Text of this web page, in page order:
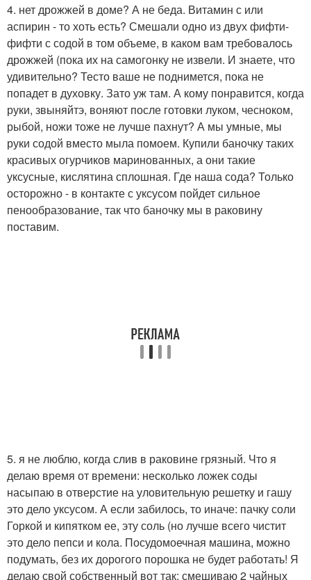
4. нет дрожжей в доме? А не беда. Витамин с или
аспирин - то хоть есть? Смешали одно из двух фифти-
фифти с содой в том объеме, в каком вам требовалось
дрожжей (пока их на самогонку не извели. И знаете, что
удивительно? Тесто ваше не поднимется, пока не
попадет в духовку. Зато уж там. А кому понравится, когда
руки, звыняйтэ, воняют после готовки луком, чесноком,
рыбой, ножи тоже не лучше пахнут? А мы умные, мы
руки содой вместо мыла помоем. Купили баночку таких
красивых огурчиков маринованных, а они такие
уксусные, кислятина сплошная. Где наша сода? Только
осторожно - в контакте с уксусом пойдет сильное
пенообразование, так что баночку мы в раковину
поставим.
5. я не люблю, когда слив в раковине грязный. Что я
делаю время от времени: несколько ложек соды
насыпаю в отверстие на уловительную решетку и гашу
это дело уксусом. А если забилось, то иначе: пачку соли
Горкой и кипятком ее, эту соль (но лучше всего чистит
это дело пепси и кола. Посудомоечная машина, можно
подумать, без их дорогого порошка не будет работать! Я
делаю свой собственный вот так: смешиваю 2 чайных